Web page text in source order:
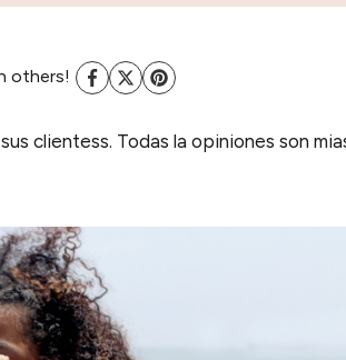
others!
clientess. Todas la opiniones son